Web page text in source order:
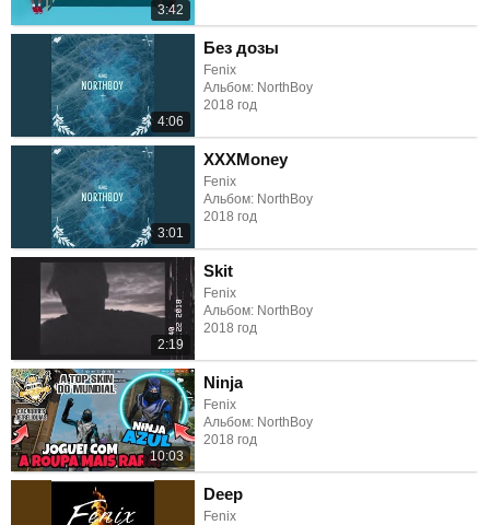
3:42
4:06
Без дозы
Fenix
Альбом: NorthBoy
2018 год
3:01
XXXMoney
Fenix
Альбом: NorthBoy
2018 год
2:19
Skit
Fenix
Альбом: NorthBoy
2018 год
10:03
Ninja
Fenix
Альбом: NorthBoy
2018 год
Deep
Fenix